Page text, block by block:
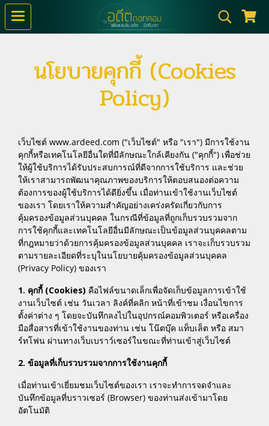
นโยบายคุกกี้ (Cookies
Policy)
เว็บไซต์ www.ardeed.com ("เว็บไซต์" หรือ "เรา") มีการใช้งาน
คุกกี้หรือเทคโนโลยีอื่นใดที่มีลักษณะใกล้เคียงกัน ("คุกกี้") เพื่อช่วย
ให้ผู้ใช้บริการได้รับประสบการณ์ที่ดีจากการใช้บริการ และช่วย
ให้เราสามารถพัฒนาคุณภาพของบริการให้ตอบสนองต่อความ
ต้องการของผู้ใช้บริการได้ดียิ่งขึ้น เมื่อท่านเข้าใช้งานเว็บไซต์
ของเรา โดยเราให้ความสำคัญอย่างเคร่งครัดเกี่ยวกับการ
คุ้มครองข้อมูลส่วนบุคคล ในกรณีที่ข้อมูลที่ถูกเก็บรวบรวมจาก
การใช้คุกกี้และเทคโนโลยีอื่นมีลักษณะเป็นข้อมูลส่วนบุคคลตาม
ที่กฎหมายว่าด้วยการคุ้มครองข้อมูลส่วนบุคคล เราจะเก็บรวบรวม
ตามรายละเอียดที่ระบุในนโยบายคุ้มครองข้อมูลส่วนบุคคล
(Privacy Policy) ของเรา
1. คุกกี้ (Cookies) คือไฟล์ขนาดเล็กเพื่อจัดเก็บข้อมูลการเข้าใช้
งานเว็บไซต์ เช่น วันเวลา ลิงค์ที่คลิก หน้าที่เข้าชม เงื่อนไขการ
ตั้งค่าต่าง ๆ โดยจะบันทึกลงไปในอุปกรณ์คอมพิวเตอร์ หรือเครื่อง
มือสื่อสารที่เข้าใช้งานของท่าน เช่น โน๊ตบุ๊ค แท็บเล็ต หรือ สมา
ร์ทโฟน ผ่านทางเว็บเบราว์เซอร์ในขณะที่ท่านเข้าสู่เว็บไซต์
2. ข้อมูลที่เก็บรวบรวมจากการใช้งานคุกกี้
เมื่อท่านเข้าเยี่ยมชมเว็บไซต์ของเรา เราจะทำการจดจำและ
บันทึกข้อมูลที่บราวเซอร์ (Browser) ของท่านส่งเข้ามาโดย
อัตโนมัติ